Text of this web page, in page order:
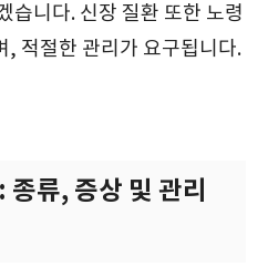
습니다. 신장 질환 또한 노령
, 적절한 관리가 요구됩니다.
류, 증상 및 관리